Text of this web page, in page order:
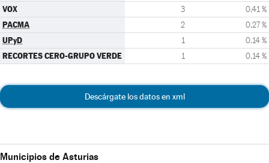
VOX 3 0,41 %
PACMA 2 0,27 %
UPyD 1 0,14 %
RECORTES CERO-GRUPO VERDE 1 0,14 %
Descárgate los datos en xml
Municipios de Asturias